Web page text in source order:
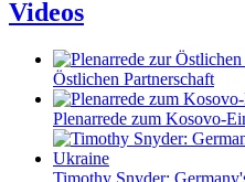
Videos
Östlichen Partnerschaft
Plenarrede zum Kosovo-
Timothy Snyder: